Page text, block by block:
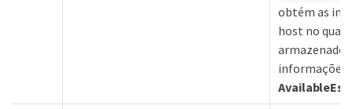
obtém as
host no qual
armazenado.
informações